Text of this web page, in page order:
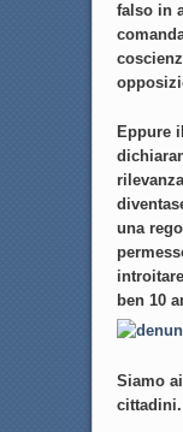
falso in
Eppure
una
ben 10
Siamo
cittadini.